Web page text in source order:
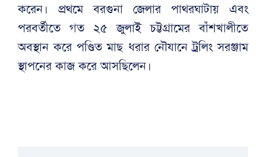
করেন। প্রথমে বরগুনা জেলার পাথরঘাটায় এবং
পরবর্তীতে গত ২৫ জুলাই চট্টগ্রামের বাঁশখালীতে
অবস্থান করে পণ্ডিত মাছ ধরার নৌযানে ট্রলিং সরঞ্জাম
স্থাপনের কাজ করে আসছিলেন।